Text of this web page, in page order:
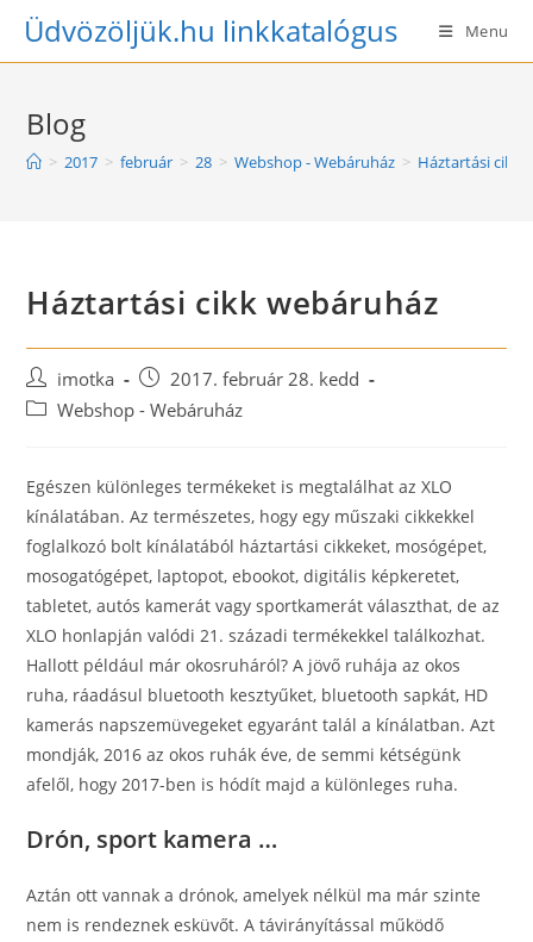
SkipÜdvözöljük.hu linkkatalógus Menu
Blog
> 2017 > február > 28 > Webshop - Webáruház > Háztartási cikk
Háztartási cikk webáruház
Post
author:
imotka
Post
published:
2017. február 28. kedd
PostWebshop - Webáruház
Egészen különleges termékeket is megtalálhat az XLO
kínálatában. Az természetes, hogy egy műszaki cikkekkel
foglalkozó bolt kínálatából háztartási cikkeket, mosógépet,
mosogatógépet, laptopot, ebookot, digitális képkeretet,
tabletet, autós kamerát vagy sportkamerát választhat, de az
XLO honlapján valódi 21. századi termékekkel találkozhat.
Hallott például már okosruháról? A jövő ruhája az okos
ruha, ráadásul bluetooth kesztyűket, bluetooth sapkát, HD
kamerás napszemüvegeket egyaránt talál a kínálatban. Azt
mondják, 2016 az okos ruhák éve, de semmi kétségünk
afelől, hogy 2017-ben is hódít majd a különleges ruha.
Drón, sport kamera …
Aztán ott vannak a drónok, amelyek nélkül ma már szinte
nem is rendeznek esküvőt. A távirányítással működő